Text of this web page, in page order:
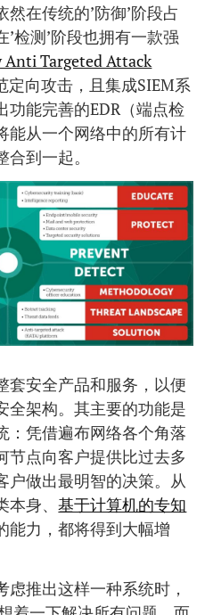
在传统的’防御’阶段占
’检测’阶段也拥有一款强
Anti Targeted Attack
定向攻击，且集成SIEM系
功能完善的EDR（端点检
能从一个网络中的所有计
到一起。
套安全产品和服务，以便
全架构。其主要的功能是
：凭借遍布网络各个角落
节点向客户提供比过去多
户做出最明智的决策。从
本身、基于计算机的专知
能力，都将得到大幅增
推出这样一种系统时，